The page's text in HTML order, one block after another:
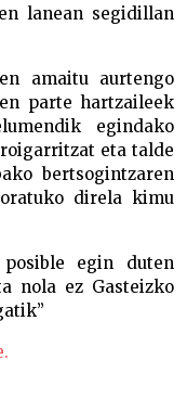
lanean segidillan
amaitu aurtengo
parte hartzaileek
egindako
eta talde
bertsogintzaren
direla kimu
egin duten
nola ez Gasteizko